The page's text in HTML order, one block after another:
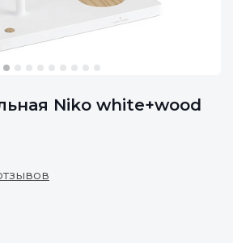
Niko white+wood